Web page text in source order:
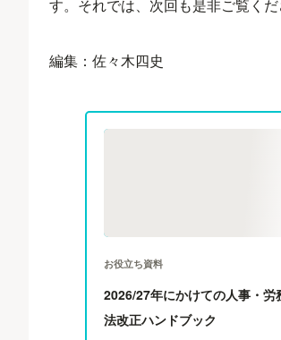
す。それでは、次回も是非ご覧くだ
編集：佐々木四史
お役立ち資料
2026/27年にかけての人事・労
法改正ハンドブック